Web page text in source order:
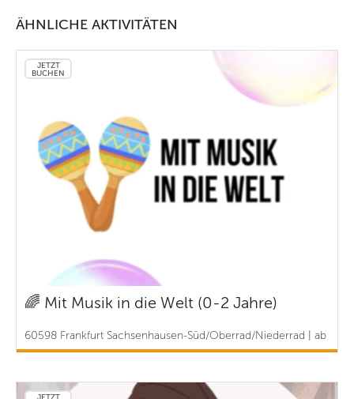
ÄHNLICHE AKTIVITÄTEN
JETZT
BUCHEN
🌈 Mit Musik in die Welt (0-2 Jahre)
60598 Frankfurt Sachsenhausen-Süd/Oberrad/Niederrad | ab
8 €
JETZT